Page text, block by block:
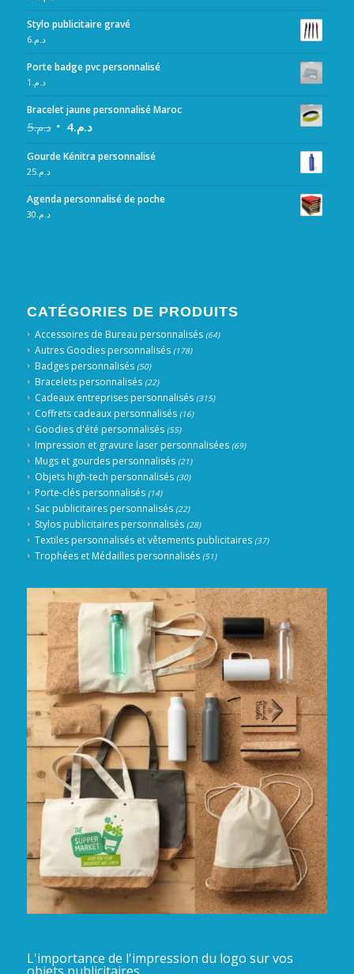
Stylo publicitaire gravé
د.م.6
Porte badge pvc personnalisé
د.م. 1
Bracelet jaune personnalisé Maroc
د.م.5 د.م.4
Gourde Kénitra personnalisé
د.م.25
Agenda personnalisé de poche
د.م.30
CATÉGORIES DE PRODUITS
Accessoires de Bureau personnalisés (64)
Autres Goodies personnalisés (178)
Badges personnalisés (50)
Bracelets personnalisés (22)
Cadeaux entreprises personnalisés (315)
Coffrets cadeaux personnalisés (16)
Goodies d'été personnalisés (55)
Impression et gravure laser personnalisées (69)
Mugs et gourdes personnalisés (21)
Objets high-tech personnalisés (30)
Porte-clés personnalisés (14)
Sac publicitaires personnalisés (22)
Stylos publicitaires personnalisés (28)
Textiles personnalisés et vêtements publicitaires (37)
Trophées et Médailles personnalisés (51)
L'importance de l'impression du logo sur vos